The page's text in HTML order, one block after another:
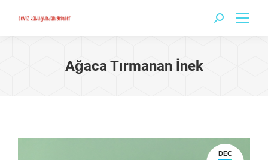
Search:
Ağaca Tırmanan İnek
DEC